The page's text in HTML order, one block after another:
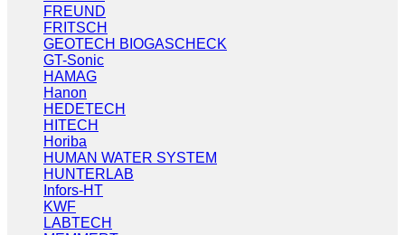
FREUND
FRITSCH
GEOTECH BIOGASCHECK
GT-Sonic
HAMAG
Hanon
HEDETECH
HITECH
Horiba
HUMAN WATER SYSTEM
HUNTERLAB
Infors-HT
KWF
LABTECH